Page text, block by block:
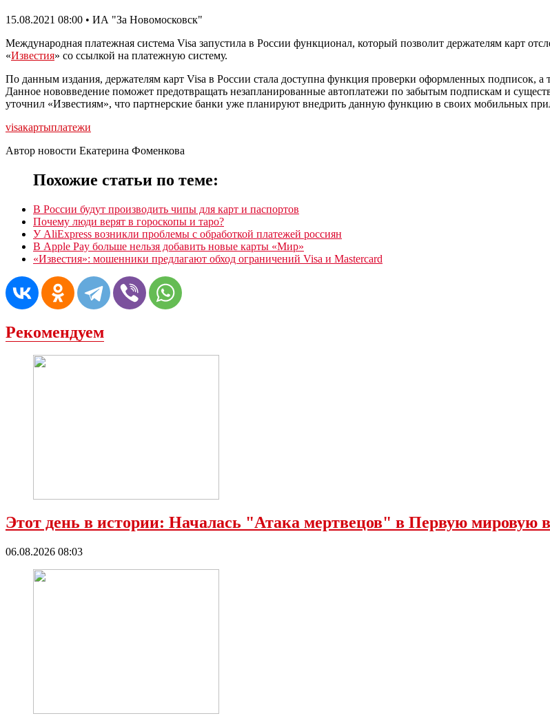
15.08.2021 08:00 • ИА "За Новомосковск"
Международная платежная система Visa запустила в России функционал, который позволит держателям карт
«Известия» со ссылкой на платежную систему.
По данным издания, держателям карт Visa в России стала доступна функция проверки оформленных подписок,
Данное нововведение поможет предотвращать незапланированные автоплатежи по забытым подпискам и
уточнил «Известиям», что партнерские банки уже планируют внедрить данную функцию в своих мобильных
visaкартыплатежи
Автор новости Екатерина Фоменкова
Похожие статьи по теме:
В России будут производить чипы для карт и паспортов
Почему люди верят в гороскопы и таро?
У AliExpress возникли проблемы с обработкой платежей россиян
В Apple Pay больше нельзя добавить новые карты «Мир»
«Известия»: мошенники предлагают обход ограничений Visa и Mastercard
Рекомендуем
Этот день в истории: Началась "Атака мертвецов" в Первую мировую
06.08.2026 08:03